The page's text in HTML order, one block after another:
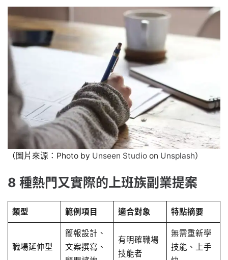
（圖片來源：Photo by Unseen Studio on Unsplash）
8 種熱門又實際的上班族副業提案
類型 範例項目 適合對象 特點摘要
職場延伸型
簡報設計、
文案撰寫、
有明確職場
技能者
無需重新學
技能、上手